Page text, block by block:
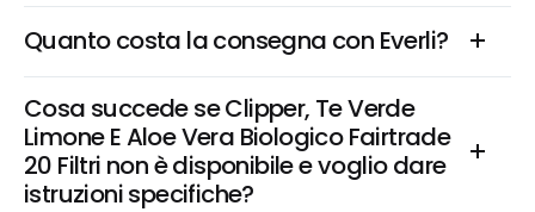
Quanto costa la consegna con Everli?
Cosa succede se Clipper, Te Verde
Limone E Aloe Vera Biologico Fairtrade
20 Filtri non è disponibile e voglio dare
istruzioni specifiche?